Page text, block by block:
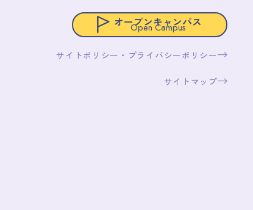
オープンキャンパス
Open Campus
サイトポリシー・プライバシーポリシー
サイトマップ